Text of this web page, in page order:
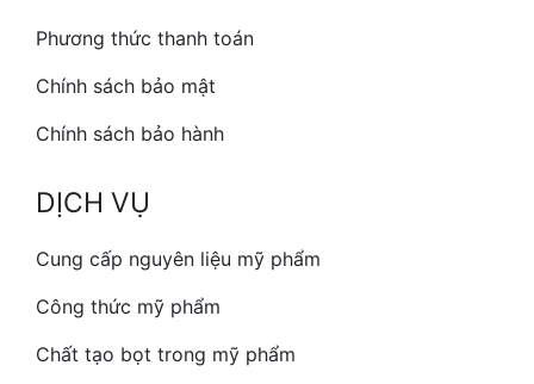
Phương thức thanh toán
Chính sách bảo mật
Chính sách bảo hành
DỊCH VỤ
Cung cấp nguyên liệu mỹ phẩm
Công thức mỹ phẩm
Chất tạo bọt trong mỹ phẩm